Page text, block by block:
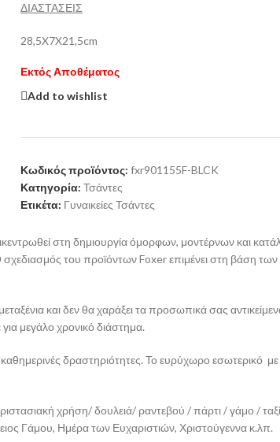
ΔΙΑΣΤΑΣΕΙΣ
28,5X7X21,5cm
Εκτός Αποθέματος
Add to wishlist
Κωδικός προϊόντος: fxr901155F-BLCK
Κατηγορία: Τσάντες
Ετικέτα: Γυναικείες Τσάντες
στη δημιουργία όμορφων, μοντέρνων και
του προϊόντων Foxer επιμένει στη βάση
και δεν θα χαράξει τα προσωπικά σας
μεγάλο χρονικό διάστημα.
δραστηριότητες. Το ευρύχωρο εσωτερικό
χρήση/ δουλειά/ ραντεβού / πάρτι / γάμο /
Γάμου, Ημέρα των Ευχαριστιών, Χριστούγεννα κ.λπ.